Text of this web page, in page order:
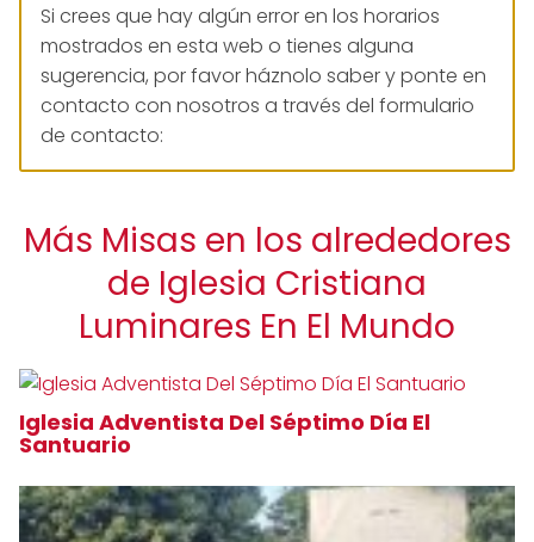
Si crees que hay algún error en los horarios
mostrados en esta web o tienes alguna
sugerencia, por favor háznolo saber y ponte en
contacto con nosotros a través del formulario
de contacto:
Más Misas en los alrededores
de Iglesia Cristiana
Luminares En El Mundo
Iglesia Adventista Del Séptimo Día El
Santuario